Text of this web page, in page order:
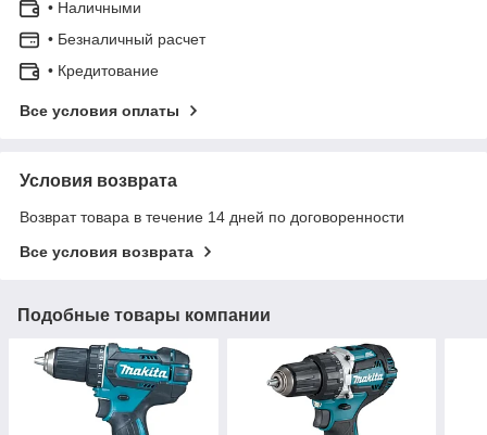
• Наличными
• Безналичный расчет
• Кредитование
Все условия оплаты
Условия возврата
Возврат товара в течение 14 дней по договоренности
Все условия возврата
Подобные товары компании